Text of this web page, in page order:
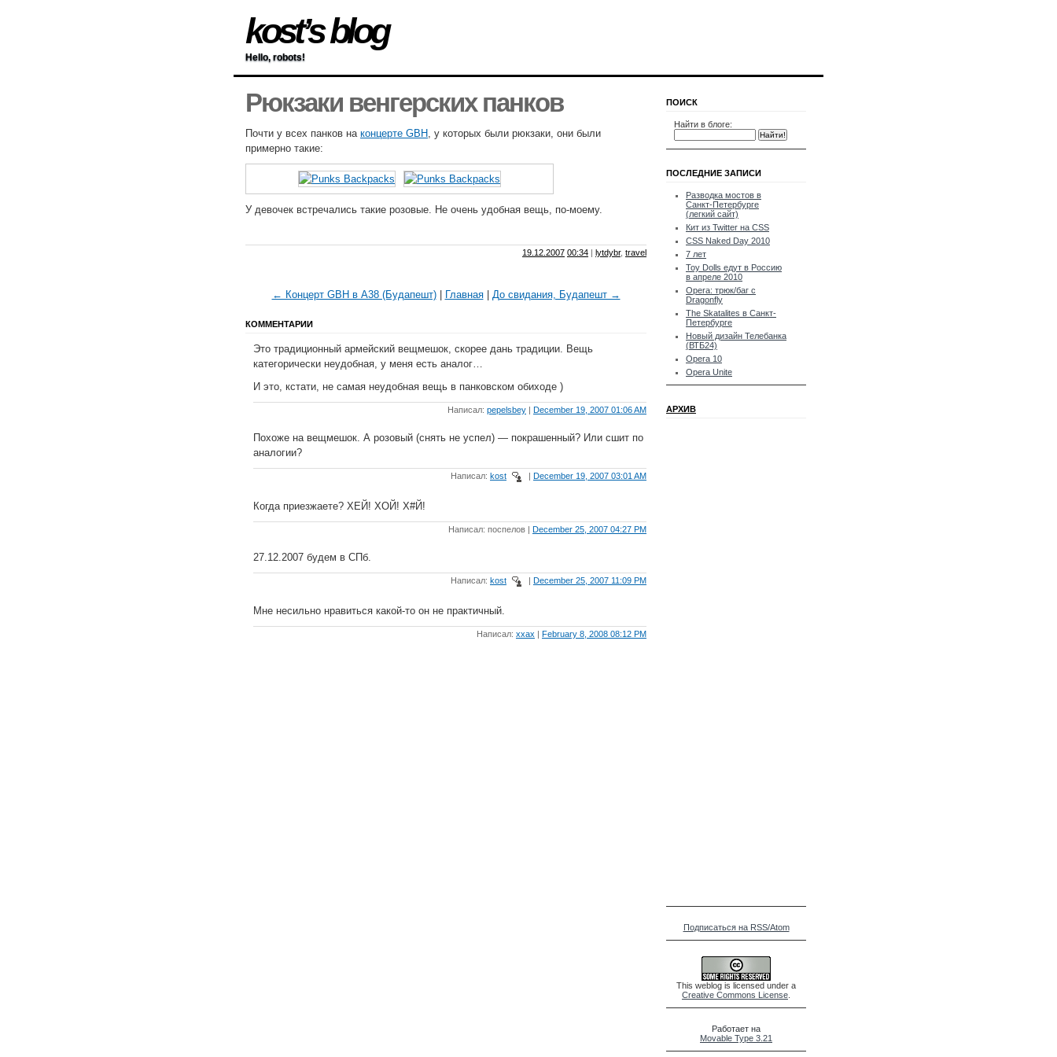
kost’s blog
Hello, robots!
Рюкзаки венгерских панков
Почти у всех панков на концерте GBH, у которых были рюкзаки, они были
примерно такие:
У девочек встречались такие розовые. Не очень удобная вещь, по-моему.
19.12.2007 00:34 | lytdybr, travel
← Концерт GBH в A38 (Будапешт)| Главная| До свидания, Будапешт →
КОММЕНТАРИИ
Это традиционный армейский вещмешок, скорее дань традиции. Вещь
категорически неудобная, у меня есть аналог…
И это, кстати, не самая неудобная вещь в панковском обиходе )
Написал: pepelsbey | December 19, 2007 01:06 AM
Похоже на вещмешок. А розовый (снять не успел) — покрашенный? Или сшит по
аналогии?
Написал: kost December 19, 2007 03:01 AM
Когда приезжаете? ХЕЙ! ХОЙ! Х#Й!
Написал: поспелов | December 25, 2007 04:27 PM
27.12.2007 будем в СПб.
Написал: kost December 25, 2007 11:09 PM
Мне несильно нравиться какой-то он не практичный.
Написал: xxax | February 8, 2008 08:12 PM
ПОИСК
Найти в блоге:
ПОСЛЕДНИЕ ЗАПИСИ
Разводка мостов в
Санкт-Петербурге
(легкий сайт)
Кит из Twitter на CSS
CSS Naked Day 2010
7 лет
Toy Dolls едут в Россию
в апреле 2010
Opera: трюк/баг с
Dragonfly
The Skatalites в Санкт-
Петербурге
Новый дизайн Телебанка
(ВТБ24)
Opera 10
Opera Unite
АРХИВ
Подписаться на RSS/Atom
This weblog is licensed under a
Creative Commons License
Работает на
Movable Type 3.21